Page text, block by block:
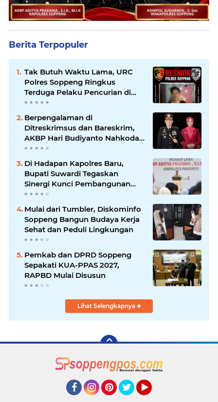
Berita Terpopuler
Tak Butuh Waktu Lama, URC
Polres Soppeng Ringkus
Terduga Pelaku Pencurian di
Liliriaja
Berpengalaman di
Ditreskrimsus dan Bareskrim,
AKBP Hari Budiyanto Nahkodai
Polres Soppeng
Di Hadapan Kapolres Baru,
Bupati Suwardi Tegaskan
Sinergi Kunci Pembangunan
Soppeng
Mulai dari Tumbler, Diskominfo
Soppeng Bangun Budaya Kerja
Sehat dan Peduli Lingkungan
Pemkab dan DPRD Soppeng
Sepakati KUA-PPAS 2027,
RAPBD Mulai Disusun
Lihat Selengkapnya